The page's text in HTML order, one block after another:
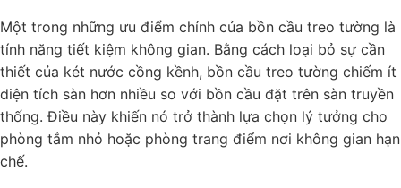
Một trong những ưu điểm chính của bồn cầu treo tường là
tính năng tiết kiệm không gian. Bằng cách loại bỏ sự cần
thiết của két nước cồng kềnh, bồn cầu treo tường chiếm ít
diện tích sàn hơn nhiều so với bồn cầu đặt trên sàn truyền
thống. Điều này khiến nó trở thành lựa chọn lý tưởng cho
phòng tắm nhỏ hoặc phòng trang điểm nơi không gian hạn
chế.